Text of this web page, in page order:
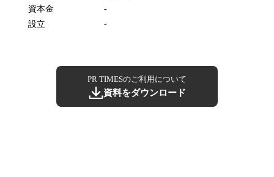
資本金
-
設立
-
PR TIMESのご利用について
資料をダウンロード